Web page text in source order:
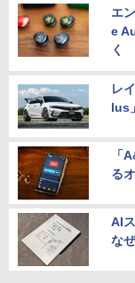
エ
e
く
レ
lus
「
る
AI
な